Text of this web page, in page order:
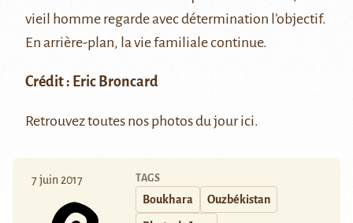
vieil homme regarde avec détermination l’objectif.
En arrière-plan, la vie familiale continue.
Crédit : Eric Broncard
Retrouvez toutes nos photos du jourici.
7 juin 2017 TAGS
Boukhara Ouzbékistan